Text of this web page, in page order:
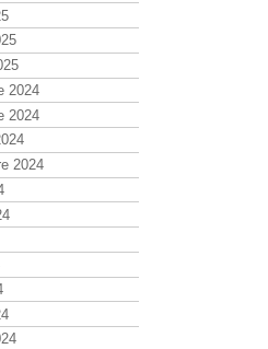
2024
2024
2024